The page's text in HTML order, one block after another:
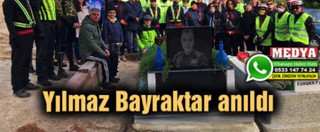
SAĞLIK
EĞİTİM
TARIM VE HAYVANCILIK
KÜLTÜR SANAT